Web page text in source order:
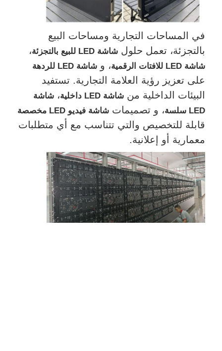
في المساحات التجارية ومساحات البيع
بالتجزئة، تعمل حلولشاشة LED للبيع بالتجزئة ،
شاشة LED للافتات الرقمية ، وشاشة LED للردهة
على تعزيز رؤية العلامة التجارية. تستفيد
البيئات الداخلية منشاشة LED داخلية ،شاشة
LED سلسة
، و تصميماتشاشة فيديو LED مخصصة
قابلة للتخصيص والتي تتناسب مع أي متطلبات
معمارية أو إعلانية.